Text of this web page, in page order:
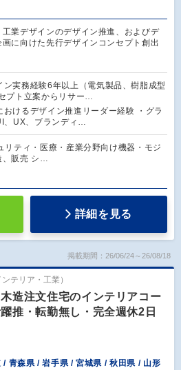
業デザインのデザイン推進、およびデ
に向けた先行デザインコンセプト創出
ン実務経験6年以上（電気製品、樹脂成型
プト立案からリサー…
おけるデザイン推進リーダー経験 ・グラ
、UX、ブランディ…
リティ・医療・産業分野向け機器・モジ
、販売 シ…
詳細を見る
掲載期間：26/06/24～26/08/18
テリア・工業）
造注文住宅のインテリアコー
推・転勤無し・完全週休2日
/ 青森県 / 岩手県 / 宮城県 / 秋田県 / 山形